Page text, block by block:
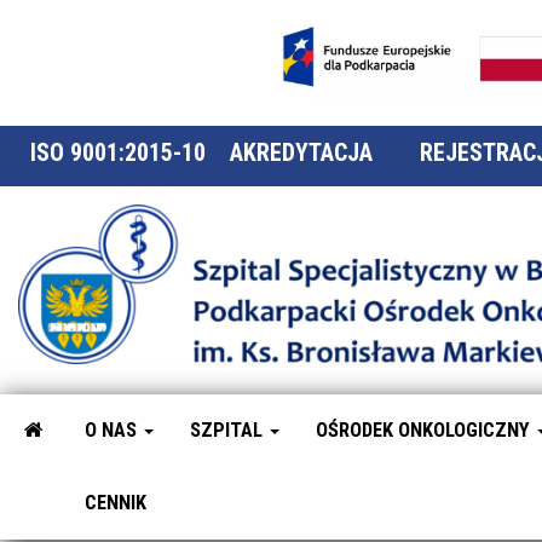
ISO 9001:2015-10 AKREDYTACJA
O NAS SZPITAL OŚRODEK ONKOLOGICZNY
CENNIK